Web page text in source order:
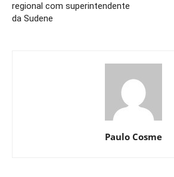
regional com superintendente
da Sudene
Paulo Cosme